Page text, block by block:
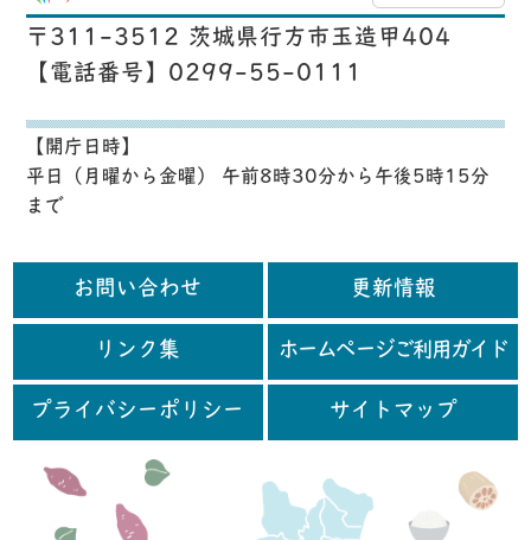
〒311-3512 茨城県行方市玉造甲404
【電話番号】0299-55-0111
【開庁日時】
平日（月曜から金曜） 午前8時30分から午後5時15分
まで
お問い合わせ 更新情報
リンク集 ホームページご利用ガイド
プライバシーポリシー サイトマップ